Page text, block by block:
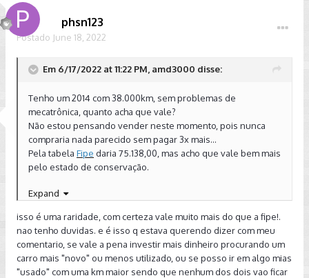
phsn123
Postado June 18, 2022
Em 6/17/2022 at 11:22 PM, amd3000 disse:
Tenho um 2014 com 38.000km, sem problemas de
mecatrônica, quanto acha que vale?
Não estou pensando vender neste momento, pois nunca
compraria nada parecido sem pagar 3x mais...
Pela tabela Fipe daria 75.138,00, mas acho que vale bem mais
pelo estado de conservação.
Expand
isso é uma raridade, com certeza vale muito mais do que a fipe!.
nao tenho duvidas. e é isso q estava querendo dizer com meu
comentario, se vale a pena investir mais dinheiro procurando um
carro mais "novo" ou menos utilizado, ou se posso ir em algo mias
"usado" com uma km maior sendo que nenhum dos dois vao ficar